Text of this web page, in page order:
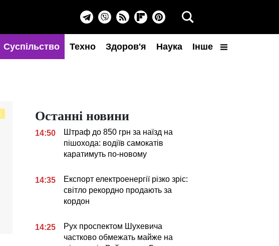
Суспільство Техно Здоров'я Наука Інше
Останні новини
14:50
Штраф до 850 грн за наїзд на
пішохода: водіїв самокатів
каратимуть по-новому
14:35
Експорт електроенергії різко зріс:
світло рекордно продають за
кордон
14:25
Рух проспектом Шухевича
частково обмежать майже на